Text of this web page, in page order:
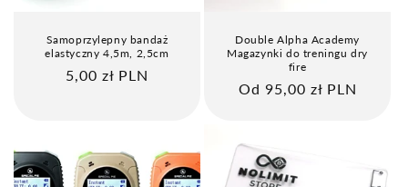
Samoprzylepny bandaż
elastyczny 4,5m, 2,5cm
Cena
5,00 zł PLN
Double Alpha Academy
Magazynki do treningu dry
fire
Cena
Od 95,00 zł PLN